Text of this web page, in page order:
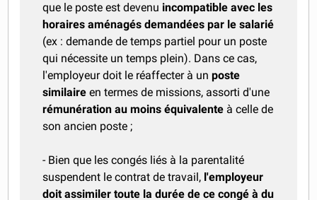
que le poste est devenu incompatible avec les
horaires aménagés demandées par le salarié
(ex : demande de temps partiel pour un poste
qui nécessite un temps plein). Dans ce cas,
l'employeur doit le réaffecter à un poste
similaire en termes de missions, assorti d'une
rémunération au moins équivalente à celle de
son ancien poste ;
- Bien que les congés liés à la parentalité
suspendent le contrat de travail, l'employeur
doit assimiler toute la durée de ce congé à du